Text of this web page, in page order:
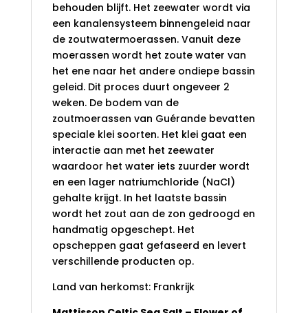
behouden blijft. Het zeewater wordt via
een kanalensysteem binnengeleid naar
de zoutwatermoerassen. Vanuit deze
moerassen wordt het zoute water van
het ene naar het andere ondiepe bassin
geleid. Dit proces duurt ongeveer 2
weken. De bodem van de
zoutmoerassen van Guérande bevatten
speciale klei soorten. Het klei gaat een
interactie aan met het zeewater
waardoor het water iets zuurder wordt
en een lager natriumchloride (NaCl)
gehalte krijgt. In het laatste bassin
wordt het zout aan de zon gedroogd en
handmatig opgeschept. Het
opscheppen gaat gefaseerd en levert
verschillende producten op.
Land van herkomst: Frankrijk